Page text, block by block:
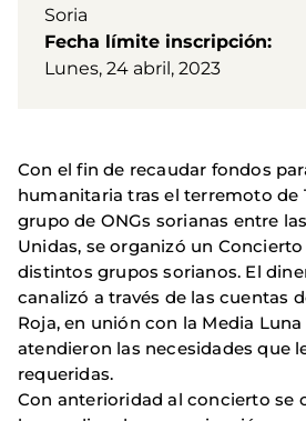
Soria
Fecha límite inscripción
Lunes, 24 abril, 2023
Con el fin de recaudar fondos
humanitaria tras el terremoto de
grupo de ONGs sorianas entre
Unidas, se organizó un
distintos grupos sorianos. El
canalizó a través de las cuentas
Roja, en unión con la Media Luna
atendieron las necesidades que
requeridas.
Con anterioridad al concierto se